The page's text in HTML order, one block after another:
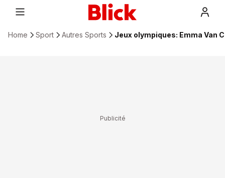
Home Sport Autres Sports Jeux olympiques: Emma Van